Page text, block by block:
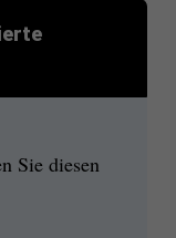
Sie diesen